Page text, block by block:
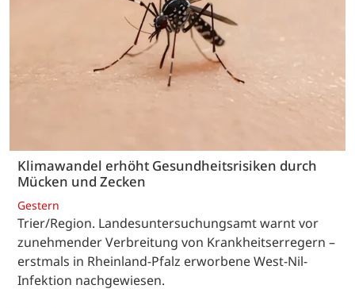
Klimawandel erhöht Gesundheitsrisiken durch
Mücken und Zecken
Gestern
Trier/Region. Landesuntersuchungsamt warnt vor
zunehmender Verbreitung von Krankheitserregern –
erstmals in Rheinland-Pfalz erworbene West-Nil-
Infektion nachgewiesen.